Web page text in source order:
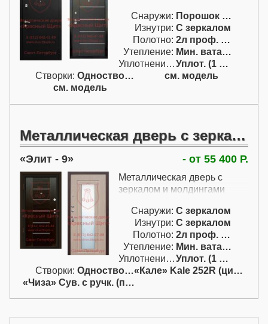
Снаружи:
Порошок RAL
Изнутри: С зеркалом
Полотно:
2л проф. двойн.
Утепление:
Мин. вата / пенопл.
Уплотнение:
Уплот. (1 конт.)
Створки:
Одностворчатая (А)
см. модель
см. модель
Металлическая дверь с зеркалом и молдингами
Элит - 9 - от 55 400 Р.
Металлическая дверь с
зеркалом и молдингами
Снаружи: С зеркалом
Изнутри: С зеркалом
Полотно:
2л проф. двойн.
Утепление:
Мин. вата / пенопл.
Уплотнение:
Уплот. (1 конт.)
Створки:
Одностворчатая (А)
«Кале» Kale 252R (цил. с ручк.)
«Чиза» Сув. с ручк. (перекод.)